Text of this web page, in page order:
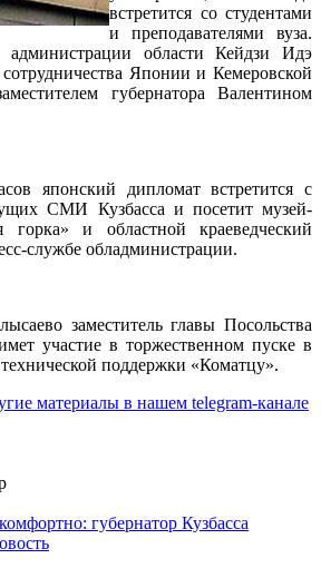
встретится со студентами
и преподавателями вуза.
области Кейдзи Идэ
Японии и Кемеровской
губернатора Валентином
японский дипломат встретится с
СМИ Кузбасса и посетит музей-
горка» и областной краеведческий
службе обладминистрации.
заместитель главы Посольства
участие в торжественном пуске в
поддержки «Коматцу».
материалы в нашем telegram-канале